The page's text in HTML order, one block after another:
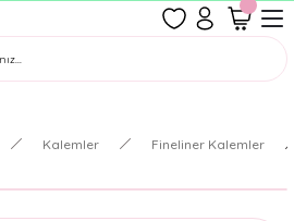
Aynı Gün Kargoda!
Kalemler Fineliner Kalemler